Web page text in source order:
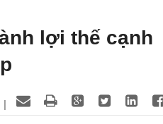
lợi thế cạnh
|